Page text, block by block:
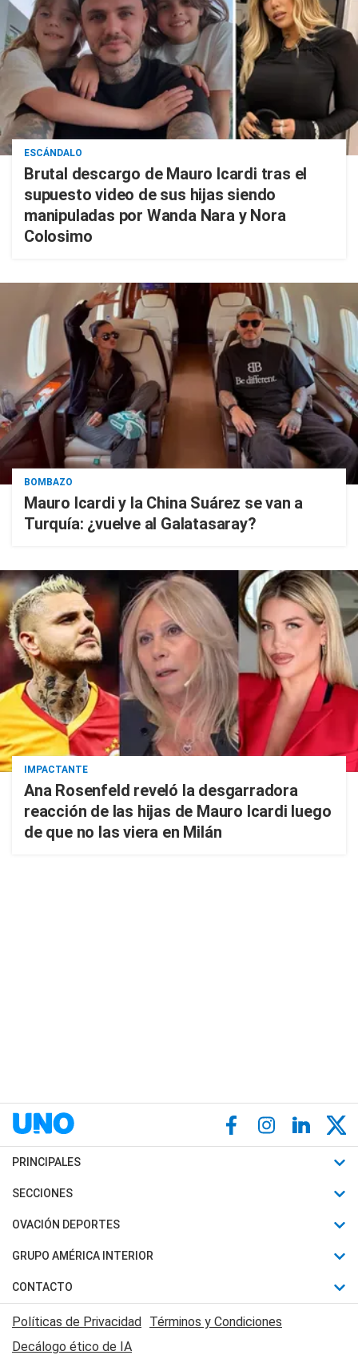
ESCÁNDALO
Brutal descargo de Mauro Icardi tras el
supuesto video de sus hijas siendo
manipuladas por Wanda Nara y Nora
Colosimo
BOMBAZO
Mauro Icardi y la China Suárez se van a
Turquía: ¿vuelve al Galatasaray?
IMPACTANTE
Ana Rosenfeld reveló la desgarradora
reacción de las hijas de Mauro Icardi luego
de que no las viera en Milán
PRINCIPALES
Últimas Noticias
Política
Judiciales
Economia
SECCIONES
Horóscopo
Motores
Trucos caseros
Series y Películas
Edictos y Solicitadas
OVACIÓN DEPORTES
Fútbol
Mundial
Automovilismo
Rugby
GRUPO AMÉRICA INTERIOR
Canal 7 en Vivo
CONTACTO
Acerca de Nosotros
Contactanos
Políticas de Privacidad Términos y Condiciones
Decálogo ético de IA